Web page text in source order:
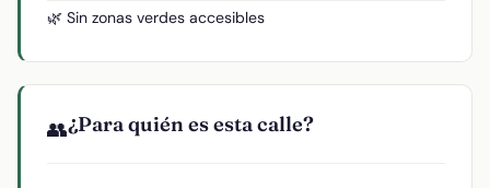
🌿 Sin zonas verdes accesibles
👥¿Para quién es esta calle?